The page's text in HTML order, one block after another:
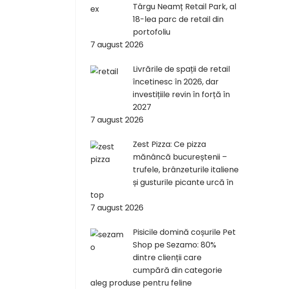
Târgu Neamț Retail Park, al
18-lea parc de retail din
portofoliu
7 august 2026
Livrările de spații de retail
încetinesc în 2026, dar
investițiile revin în forță în
2027
7 august 2026
Zest Pizza: Ce pizza
mănâncă bucureștenii –
trufele, brânzeturile italiene
și gusturile picante urcă în
top
7 august 2026
Pisicile domină coșurile Pet
Shop pe Sezamo: 80%
dintre clienții care
cumpără din categorie
aleg produse pentru feline